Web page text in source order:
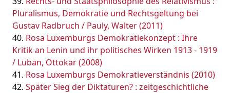
Pluralismus, Demokratie und Rechtsgeltung bei
Gustav Radbruch / Pauly, Walter (2011)
Rosa Luxemburgs Demokratiekonzept : Ihre
Kritik an Lenin und ihr politisches Wirken 1913 - 1919
/ Luban, Ottokar (2008)
Rosa Luxemburgs Demokratieverständnis (2010)
Später Sieg der Diktaturen? : zeitgeschichtliche